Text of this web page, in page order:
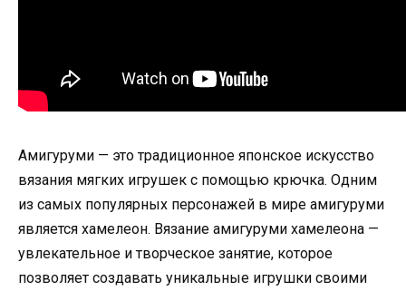
Амигуруми — это традиционное японское искусство
вязания мягких игрушек с помощью крючка. Одним
из самых популярных персонажей в мире амигуруми
является хамелеон. Вязание амигуруми хамелеона —
увлекательное и творческое занятие, которое
позволяет создавать уникальные игрушки своими